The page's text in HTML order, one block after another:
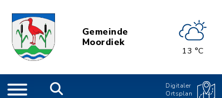
Gemeinde
Moordiek
13 °C
Digitaler
Ortsplan